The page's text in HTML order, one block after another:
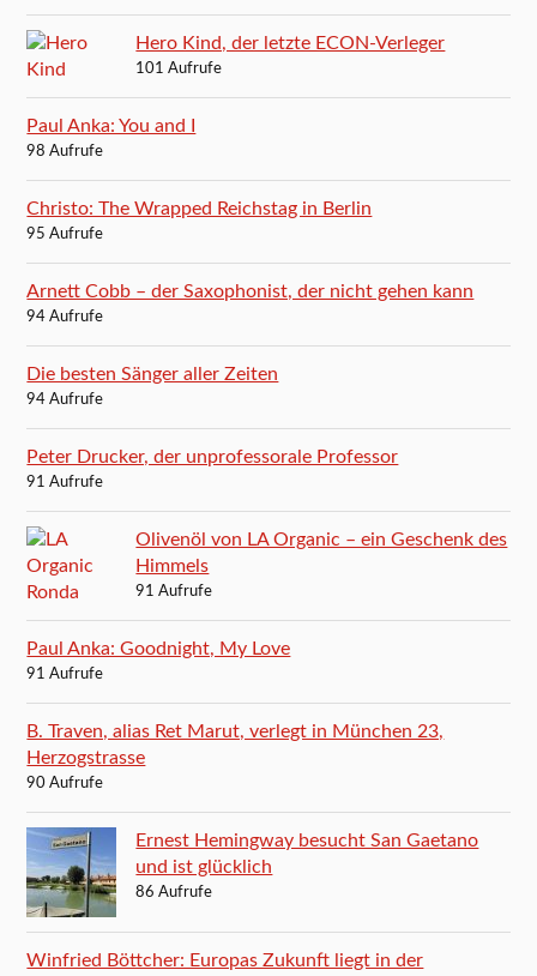
Hero Kind, der letzte ECON-Verleger
101 Aufrufe
Paul Anka: You and I
98 Aufrufe
Christo: The Wrapped Reichstag in Berlin
95 Aufrufe
Arnett Cobb – der Saxophonist, der nicht gehen kann
94 Aufrufe
Die besten Sänger aller Zeiten
94 Aufrufe
Peter Drucker, der unprofessorale Professor
91 Aufrufe
Olivenöl von LA Organic – ein Geschenk des
Himmels
91 Aufrufe
Paul Anka: Goodnight, My Love
91 Aufrufe
B. Traven, alias Ret Marut, verlegt in München 23,
Herzogstrasse
90 Aufrufe
Ernest Hemingway besucht San Gaetano
und ist glücklich
86 Aufrufe
Winfried Böttcher: Europas Zukunft liegt in der